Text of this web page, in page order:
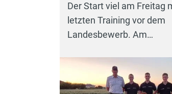
Der Start viel am Freitag
letzten Training vor dem
Landesbewerb. Am…